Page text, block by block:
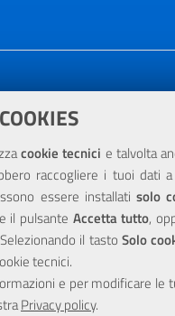
cookie tecnici e talvolta
raccogliere i tuoi dati
essere installatisolo
il pulsante Accetta tutto,
il tasto Solo
tecnici.
e per modificare le
Privacy policy.
accessibilità
con la partecipazione
i fondi del POR Sicilia 2000/